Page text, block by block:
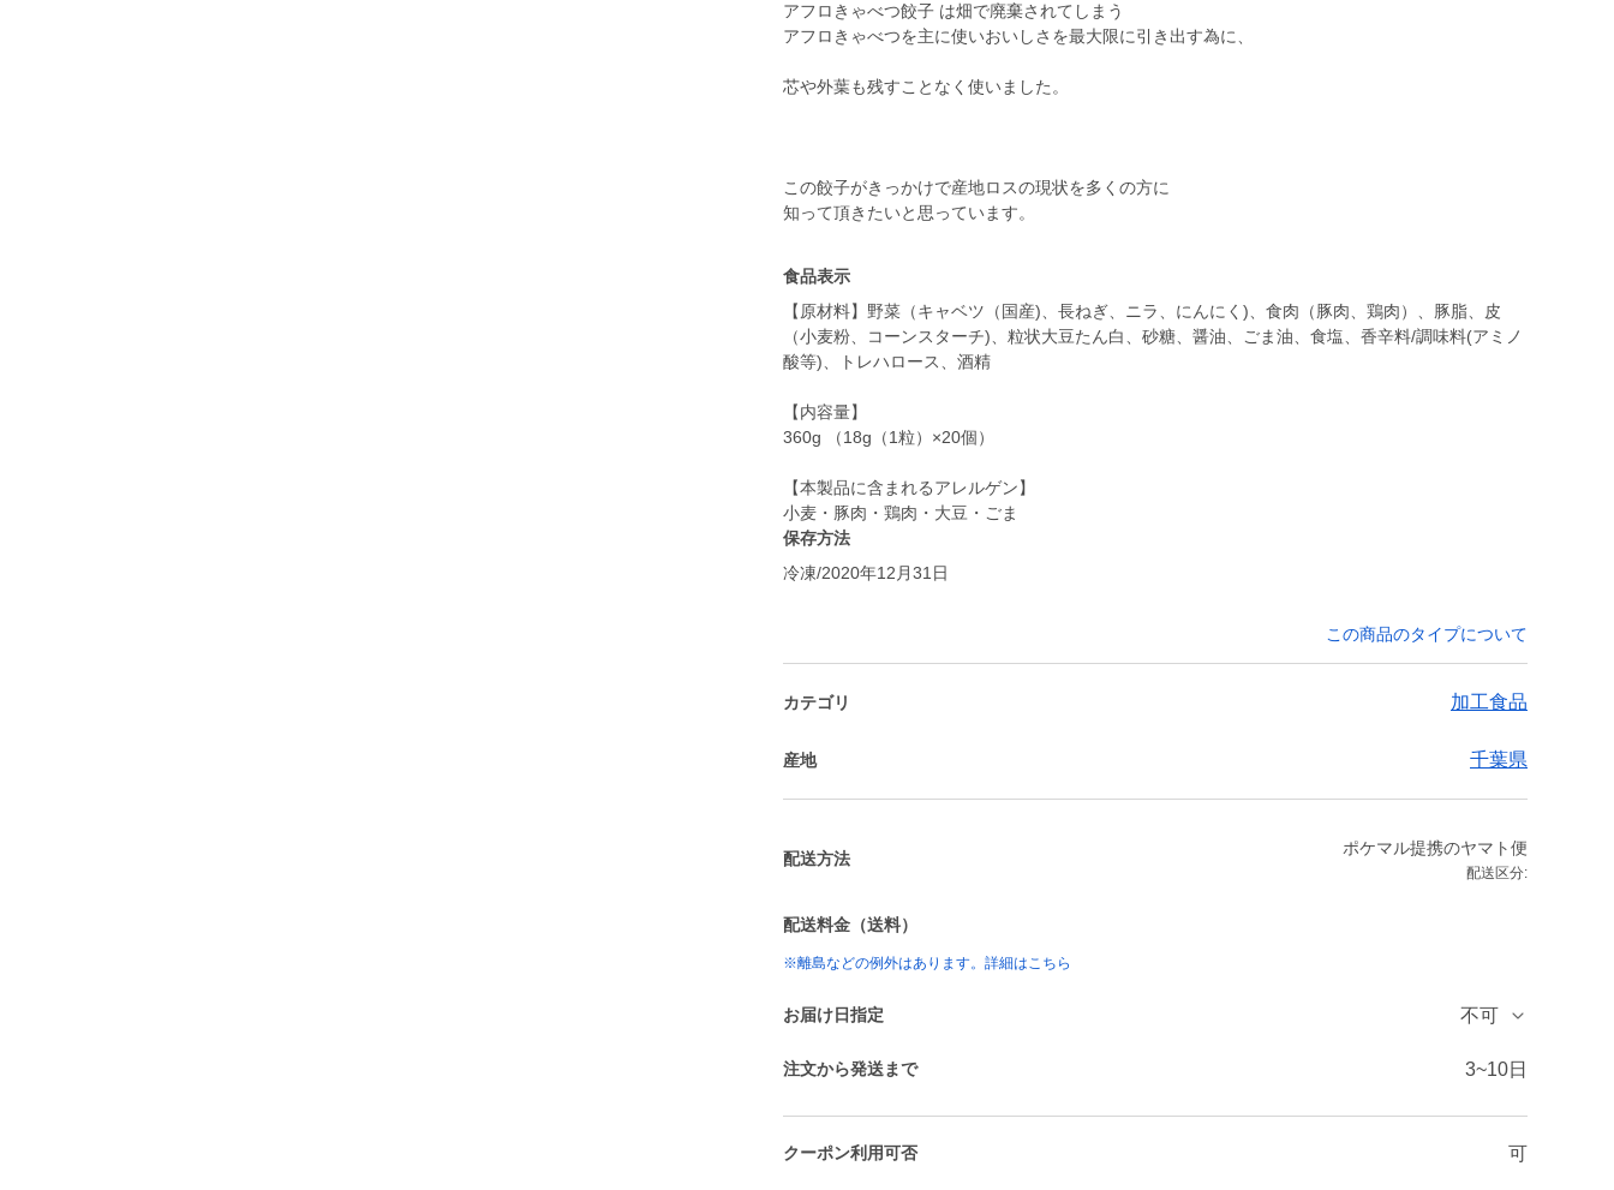
アフロきゃべつ餃子 は畑で廃棄されてしまう
アフロきゃべつを主に使いおいしさを最大限に引き出す為に、
芯や外葉も残すことなく使いました。
この餃子がきっかけで産地ロスの現状を多くの方に
知って頂きたいと思っています。
食品表示
【原材料】野菜（キャベツ（国産)、長ねぎ、ニラ、にんにく)、食肉（豚肉、鶏肉）、豚脂、皮
（小麦粉、コーンスターチ)、粒状大豆たん白、砂糖、醤油、ごま油、食塩、香辛料/調味料(アミノ
酸等)、トレハロース、酒精
【内容量】
360g （18g（1粒）×20個）
【本製品に含まれるアレルゲン】
小麦・豚肉・鶏肉・大豆・ごま
保存方法
冷凍/2020年12月31日
この商品のタイプについて
カテゴリ 加工食品
産地 千葉県
配送方法
ポケマル提携のヤマト便
配送区分:
配送料金（送料）
※離島などの例外はあります。詳細はこちら
お届け日指定 不可
注文から発送まで 3~10日
クーポン利用可否 可